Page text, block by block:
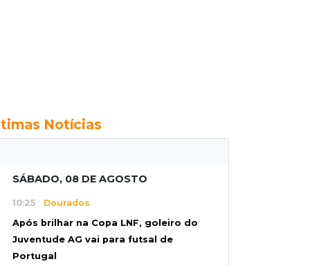
Notícias
SÁBADO, 08 DE AGOSTO
10:25 Dourados
Após brilhar na Copa LNF, goleiro do
Juventude AG vai para futsal de
Portugal